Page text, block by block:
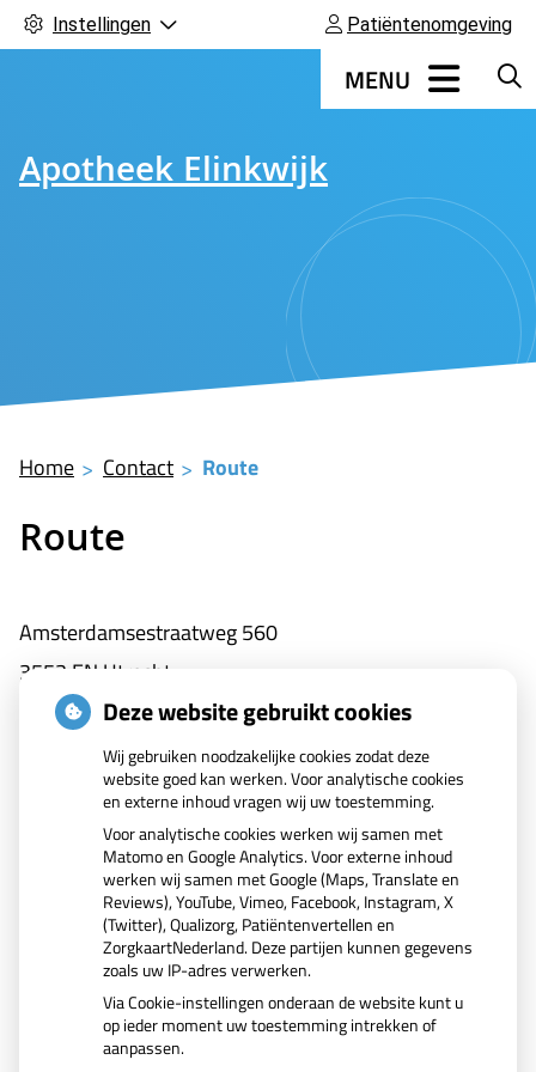
Instellingen Patiëntenomgeving
Apotheek Elinkwijk
Hoofdmenu
MENU
Home Contact Route
Route
Route
Amsterdamsestraatweg 560
3553 EN Utrecht
030-2441504
elinkwijk@planet.nl
Plattegrond
Klik hier voor eenroutebeschrijving met plattegrond.
Deze website gebruikt cookies
Wij gebruiken noodzakelijke cookies zodat deze
website goed kan werken. Voor analytische cookies
en externe inhoud vragen wij uw toestemming.
Voor analytische cookies werken wij samen met
Matomo en Google Analytics. Voor externe inhoud
werken wij samen met Google (Maps, Translate en
Reviews), YouTube, Vimeo, Facebook, Instagram, X
(Twitter), Qualizorg, Patiëntenvertellen en
ZorgkaartNederland. Deze partijen kunnen gegevens
zoals uw IP-adres verwerken.
Via Cookie-instellingen onderaan de website kunt u
op ieder moment uw toestemming intrekken of
aanpassen.